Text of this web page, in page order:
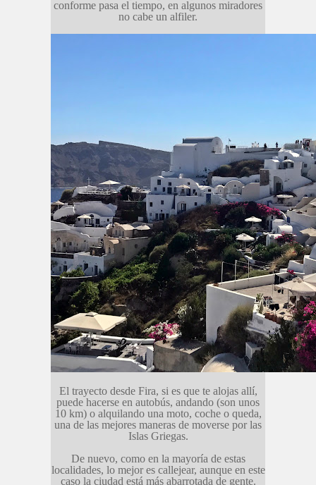
conforme pasa el tiempo, en algunos miradores
no cabe un alfiler.
El trayecto desde Fira, si es que te alojas allí,
puede hacerse en autobús, andando (son unos
10 km) o alquilando una moto, coche o queda,
una de las mejores maneras de moverse por las
Islas Griegas.
De nuevo, como en la mayoría de estas
localidades, lo mejor es callejear, aunque en este
caso la ciudad está más abarrotada de gente.